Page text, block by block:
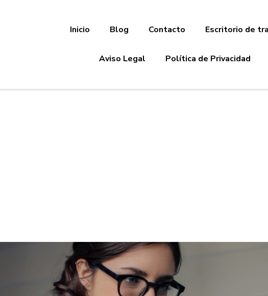
Inicio Blog Contacto Escritorio de
Aviso Legal Política de Privacidad